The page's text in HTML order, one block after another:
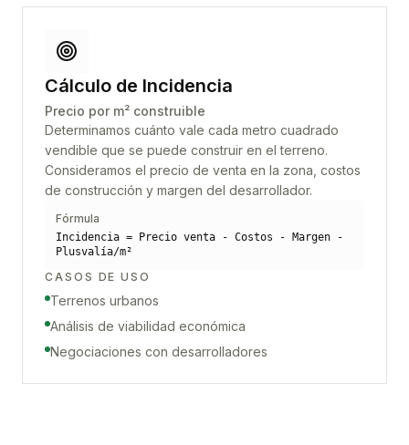
Cálculo de Incidencia
Precio por m² construible
Determinamos cuánto vale cada metro cuadrado
vendible que se puede construir en el terreno.
Consideramos el precio de venta en la zona, costos
de construcción y margen del desarrollador.
Fórmula
Incidencia = Precio venta - Costos - Margen -
Plusvalía/m²
CASOS DE USO
Terrenos urbanos
Análisis de viabilidad económica
Negociaciones con desarrolladores